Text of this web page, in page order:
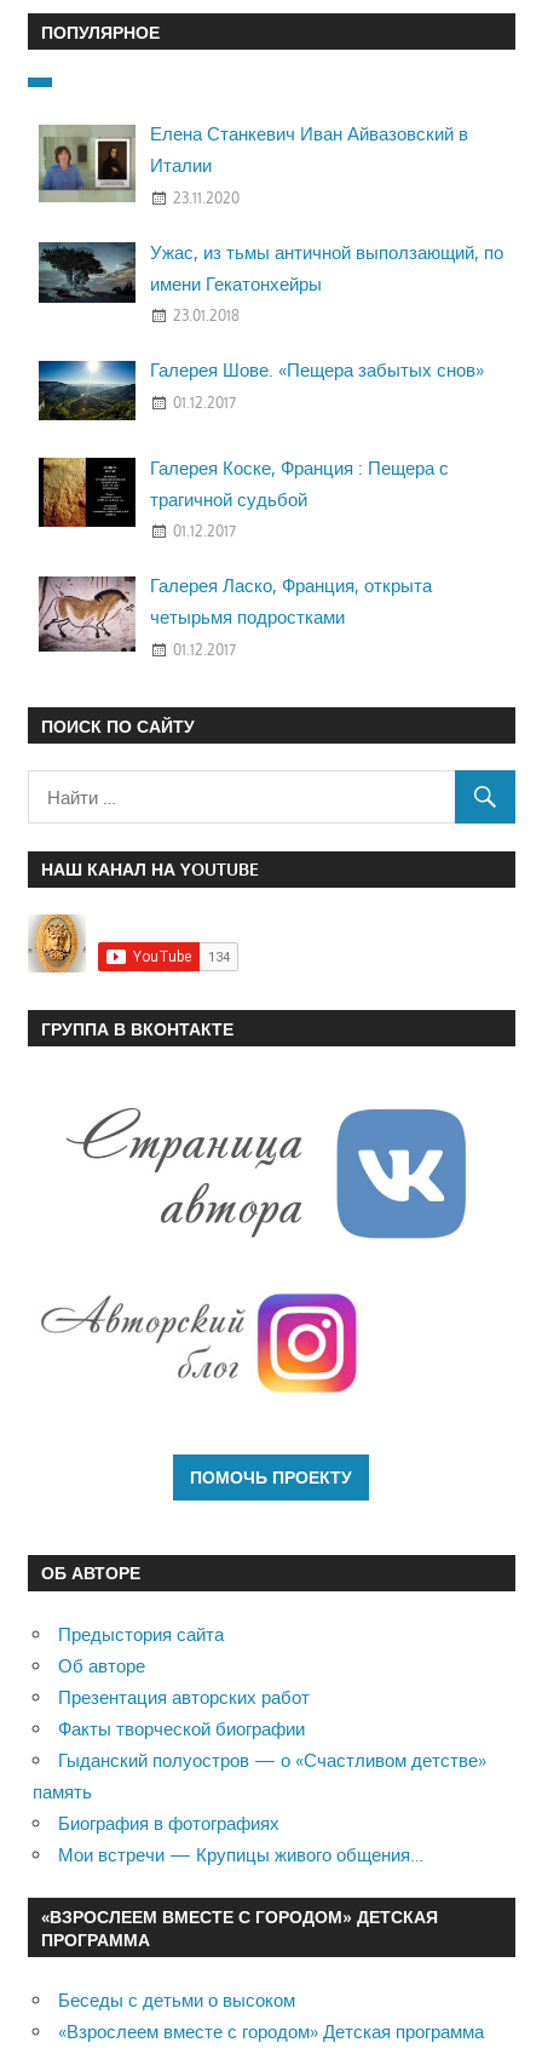
ПОПУЛЯРНОЕ
Елена Станкевич Иван Айвазовский в
Италии
23.11.2020
Ужас, из тьмы античной выползающий, по
имени Гекатонхейры
23.01.2018
Галерея Шове. «Пещера забытых снов»
01.12.2017
Галерея Коске, Франция : Пещера с
трагичной судьбой
01.12.2017
Галерея Ласко, Франция, открыта
четырьмя подростками
01.12.2017
ПОИСК ПО САЙТУ
НАШ КАНАЛ НА YOUTUBE
ГРУППА В ВКОНТАКТЕ
ОБ АВТОРЕ
Предыстория сайта
Об авторе
Презентация авторских работ
Факты творческой биографии
Гыданский полуостров — о «Счастливом детстве»
память
Биография в фотографиях
Мои встречи — Крупицы живого общения…
«ВЗРОСЛЕЕМ ВМЕСТЕ С ГОРОДОМ» ДЕТСКАЯ
ПРОГРАММА
Беседы с детьми о высоком
«Взрослеем вместе с городом» Детская программа